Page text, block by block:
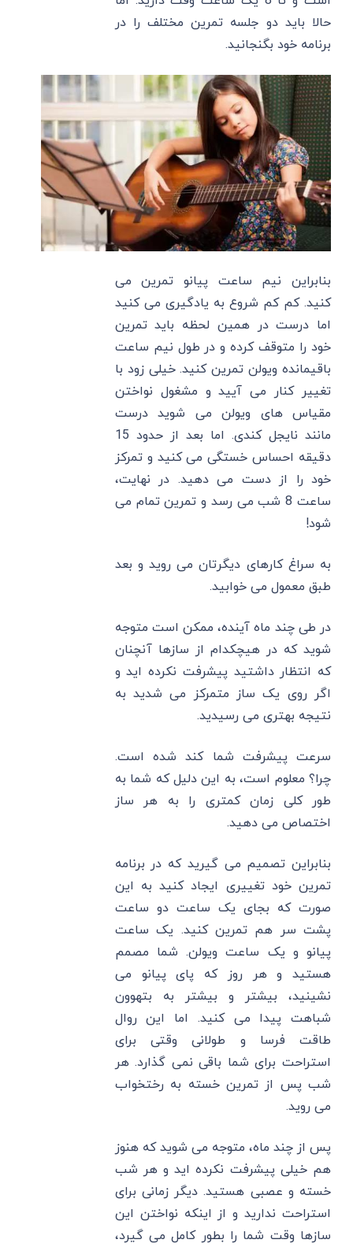
حالا باید دو جلسه تمرین مختلف را در
برنامه خود بگنجانید.
بنابراین نیم ساعت پیانو تمرین می
کنید. کم کم شروع به یادگیری می کنید
اما درست در همین لحظه باید تمرین
خود را متوقف کرده و در طول نیم ساعت
باقیمانده ویولن تمرین کنید. خیلی زود با
تغییر کنار می آیید و مشغول نواختن
مقیاس های ویولن می شوید درست
مانند نایجل کندی. اما بعد از حدود 15
دقیقه احساس خستگی می کنید و تمرکز
خود را از دست می دهید. در نهایت،
ساعت 8 شب می رسد و تمرین تمام می
شود!
به سراغ کارهای دیگرتان می روید و بعد
طبق معمول می خوابید.
در طی چند ماه آینده، ممکن است متوجه
شوید که در هیچکدام از سازها آنچنان
که انتظار داشتید پیشرفت نکرده اید و
اگر روی یک ساز متمرکز می شدید به
نتیجه بهتری می رسیدید.
سرعت پیشرفت شما کند شده است.
چرا؟ معلوم است، به این دلیل که شما به
طور کلی زمان کمتری را به هر ساز
اختصاص می دهید.
بنابراین تصمیم می گیرید که در برنامه
تمرین خود تغییری ایجاد کنید به این
صورت که بجای یک ساعت دو ساعت
پشت سر هم تمرین کنید. یک ساعت
پیانو و یک ساعت ویولن. شما مصمم
هستید و هر روز که پای پیانو می
نشینید، بیشتر و بیشتر به بتهوون
شباهت پیدا می کنید. اما این روال
طاقت فرسا و طولانی وقتی برای
استراحت برای شما باقی نمی گذارد. هر
شب پس از تمرین خسته به رختخواب
می روید.
پس از چند ماه، متوجه می شوید که هنوز
هم خیلی پیشرفت نکرده اید و هر شب
خسته و عصبی هستید. دیگر زمانی برای
استراحت ندارید و از اینکه نواختن این
سازها وقت شما را بطور کامل می گیرد،